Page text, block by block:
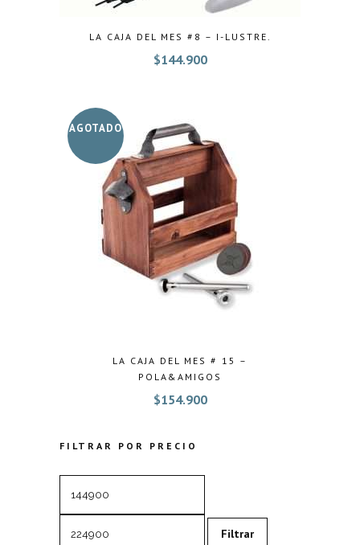
FILTRAR POR PRECIO
Filtrar
LA CAJA DEL MES #8 – I-LUSTRE.
$144.900
AGOTADO
LA CAJA DEL MES # 15 –
POLA&AMIGOS
$154.900